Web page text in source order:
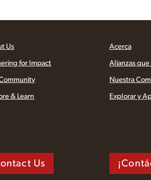
Us
for Impact
& Learn
Us
Acerca
Alianzas que
Nuestra
Explorar y